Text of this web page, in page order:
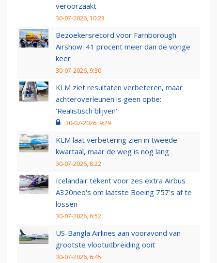
veroorzaakt
30-07-2026, 10:23
Bezoekersrecord voor Farnborough
Airshow: 41 procent meer dan de vorige
keer
30-07-2026, 9:30
KLM ziet resultaten verbeteren, maar
achteroverleunen is geen optie:
‘Realistisch blijven’
30-07-2026, 9:29
KLM laat verbetering zien in tweede
kwartaal, maar de weg is nog lang
30-07-2026, 8:22
Icelandair tekent voor zes extra Airbus
A320neo's om laatste Boeing 757's af te
lossen
30-07-2026, 6:52
US-Bangla Airlines aan vooravond van
grootste vlootuitbreiding ooit
30-07-2026, 6:45